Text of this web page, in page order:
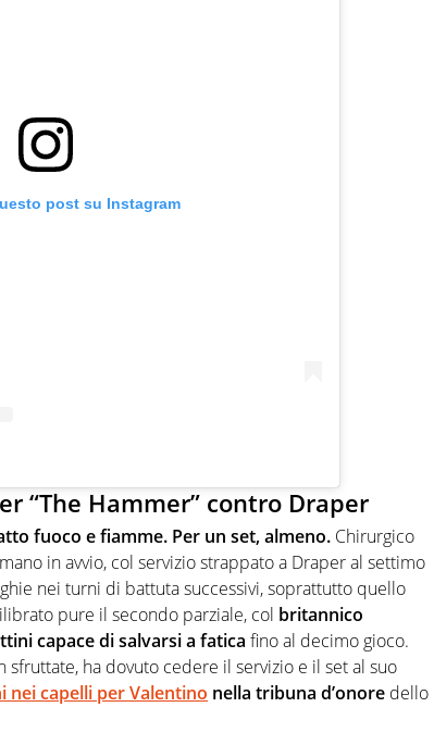
post su Instagram
“The Hammer” contro Draper
fuoco e fiamme. Per un set, almeno. Chirurgico
in avvio, col servizio strappato a Draper al settimo
nei turni di battuta successivi, soprattutto quello
pure il secondo parziale, col britannico
capace di salvarsi a fatica fino al decimo gioco.
sfruttate, ha dovuto cedere il servizio e il set al suo
nei capelli per Valentino nella tribuna d’onore dello